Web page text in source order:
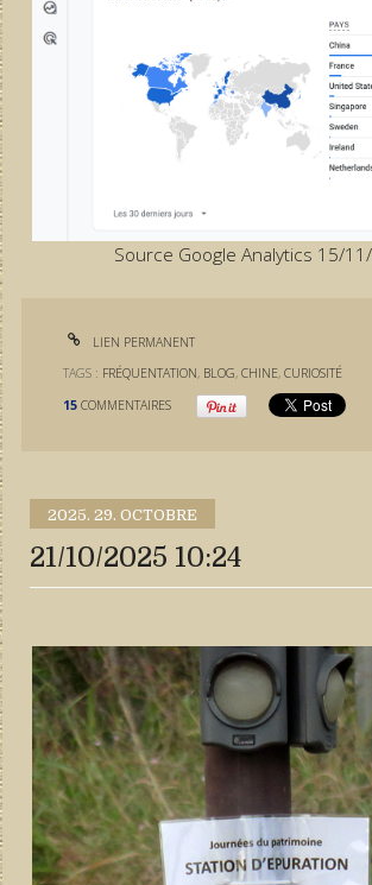
Source Google Analytics 15/
LIEN PERMANENT
TAGS : FRÉQUENTATION, BLOG,CHINE,CURIOSITÉ
15 COMMENTAIRES
2025. 29. OCTOBRE
21/10/2025 10:24